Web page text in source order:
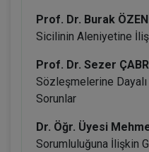
Prof. Dr. Burak
Sicilinin Aleniyetine
Prof. Dr. Sezer
Sözleşmelerine Dayalı
Sorunlar
Dr. Öğr. Üyesi
Sorumluluğuna İlişkin